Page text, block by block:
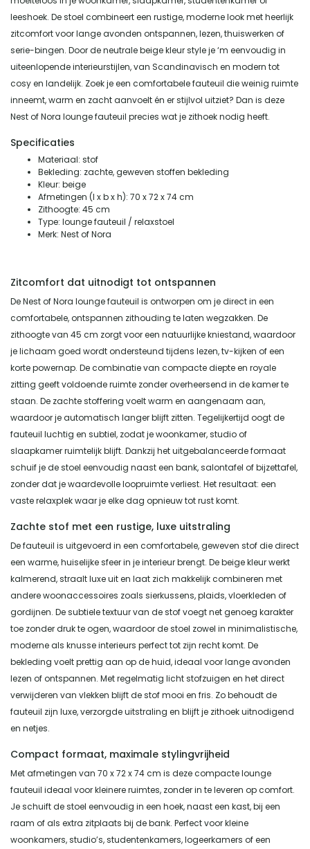
leeshoek. De stoel combineert een rustige, moderne look met heerlijk
zitcomfort voor lange avonden ontspannen, lezen, thuiswerken of
serie-bingen. Door de neutrale beige kleur style je ‘m eenvoudig in
uiteenlopende interieurstijlen, van Scandinavisch en modern tot
cosy en landelijk. Zoek je een comfortabele fauteuil die weinig ruimte
inneemt, warm en zacht aanvoelt én er stijlvol uitziet? Dan is deze
Nest of Nora lounge fauteuil precies wat je zithoek nodig heeft.
Specificaties
Materiaal: stof
Bekleding: zachte, geweven stoffen bekleding
Kleur: beige
Afmetingen (l x b x h): 70 x 72 x 74 cm
Zithoogte: 45 cm
Type: lounge fauteuil / relaxstoel
Merk: Nest of Nora
Zitcomfort dat uitnodigt tot ontspannen
De Nest of Nora lounge fauteuil is ontworpen om je direct in een
comfortabele, ontspannen zithouding te laten wegzakken. De
zithoogte van 45 cm zorgt voor een natuurlijke kniestand, waardoor
je lichaam goed wordt ondersteund tijdens lezen, tv-kijken of een
korte powernap. De combinatie van compacte diepte en royale
zitting geeft voldoende ruimte zonder overheersend in de kamer te
staan. De zachte stoffering voelt warm en aangenaam aan,
waardoor je automatisch langer blijft zitten. Tegelijkertijd oogt de
fauteuil luchtig en subtiel, zodat je woonkamer, studio of
slaapkamer ruimtelijk blijft. Dankzij het uitgebalanceerde formaat
schuif je de stoel eenvoudig naast een bank, salontafel of bijzettafel,
zonder dat je waardevolle loopruimte verliest. Het resultaat: een
vaste relaxplek waar je elke dag opnieuw tot rust komt.
Zachte stof met een rustige, luxe uitstraling
De fauteuil is uitgevoerd in een comfortabele, geweven stof die direct
een warme, huiselijke sfeer in je interieur brengt. De beige kleur werkt
kalmerend, straalt luxe uit en laat zich makkelijk combineren met
andere woonaccessoires zoals sierkussens, plaids, vloerkleden of
gordijnen. De subtiele textuur van de stof voegt net genoeg karakter
toe zonder druk te ogen, waardoor de stoel zowel in minimalistische,
moderne als knusse interieurs perfect tot zijn recht komt. De
bekleding voelt prettig aan op de huid, ideaal voor lange avonden
lezen of ontspannen. Met regelmatig licht stofzuigen en het direct
verwijderen van vlekken blijft de stof mooi en fris. Zo behoudt de
fauteuil zijn luxe, verzorgde uitstraling en blijft je zithoek uitnodigend
en netjes.
Compact formaat, maximale stylingvrijheid
Met afmetingen van 70 x 72 x 74 cm is deze compacte lounge
fauteuil ideaal voor kleinere ruimtes, zonder in te leveren op comfort.
Je schuift de stoel eenvoudig in een hoek, naast een kast, bij een
raam of als extra zitplaats bij de bank. Perfect voor kleine
woonkamers, studio’s, studentenkamers, logeerkamers of een